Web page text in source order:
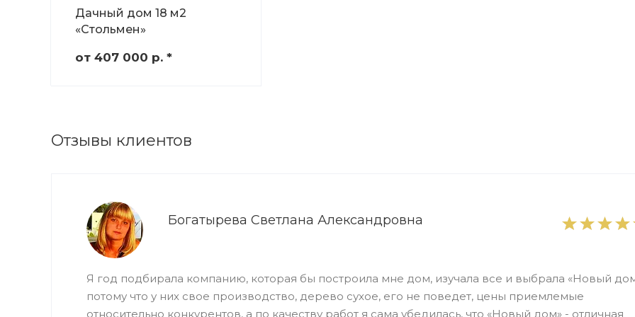
Дачный дом 18 м2
«Стольмен»
от 407 000 р. *
Отзывы клиентов
Богатырева Светлана Александровна
Я год подбирала компанию, которая бы построила мне дом, изучала все и выбрала «Новый
потому что у них свое производство, дерево сухое, его не поведет, цены приемлемые
относительно конкурентов, а по качеству работ я сама убедилась, что «Новый дом» - отличная